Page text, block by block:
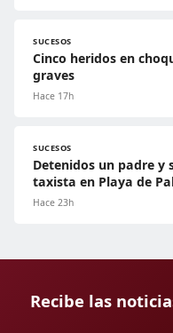
SUCESOS
Cinco heridos en
graves
Hace 17h
SUCESOS
Detenidos un padre y
taxista en Playa de
Hace 23h
Recibe las